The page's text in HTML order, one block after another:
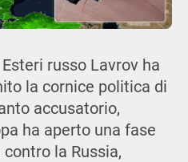
russo Lavrov ha
la cornice politica di
accusatorio,
ha aperto una fase
la Russia,